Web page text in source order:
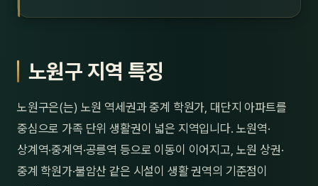
경북
1인
노원구 지역 특징
노원구은(는) 노원 역세권과 중계 학원가, 대단지 아파트를
중심으로 가족 단위 생활권이 넓은 지역입니다. 노원역·
상계역·중계역·공릉역 등으로 이동이 이어지고, 노원 상권·
중계 학원가·불암산 같은 시설이 생활 권역의 기준점이